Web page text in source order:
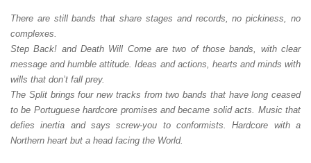
There are still bands that share stages and records, no pickiness, no
complexes.
Step Back! and Death Will Come are two of those bands, with clear
message and humble attitude. Ideas and actions, hearts and minds with
wills that don’t fall prey.
The Split brings four new tracks from two bands that have long ceased
to be Portuguese hardcore promises and became solid acts. Music that
defies inertia and says screw-you to conformists. Hardcore with a
Northern heart but a head facing the World.